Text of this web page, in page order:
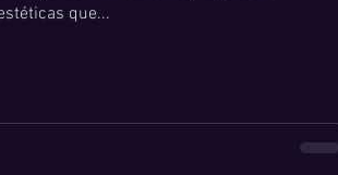
que...